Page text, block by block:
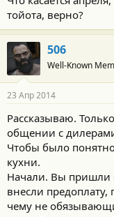
тойота, верно?
506
Well-Known
23 Апр 2014
Рассказываю.
общении с
Чтобы было
кухни.
Начали. Вы пришли
внесли
чему не